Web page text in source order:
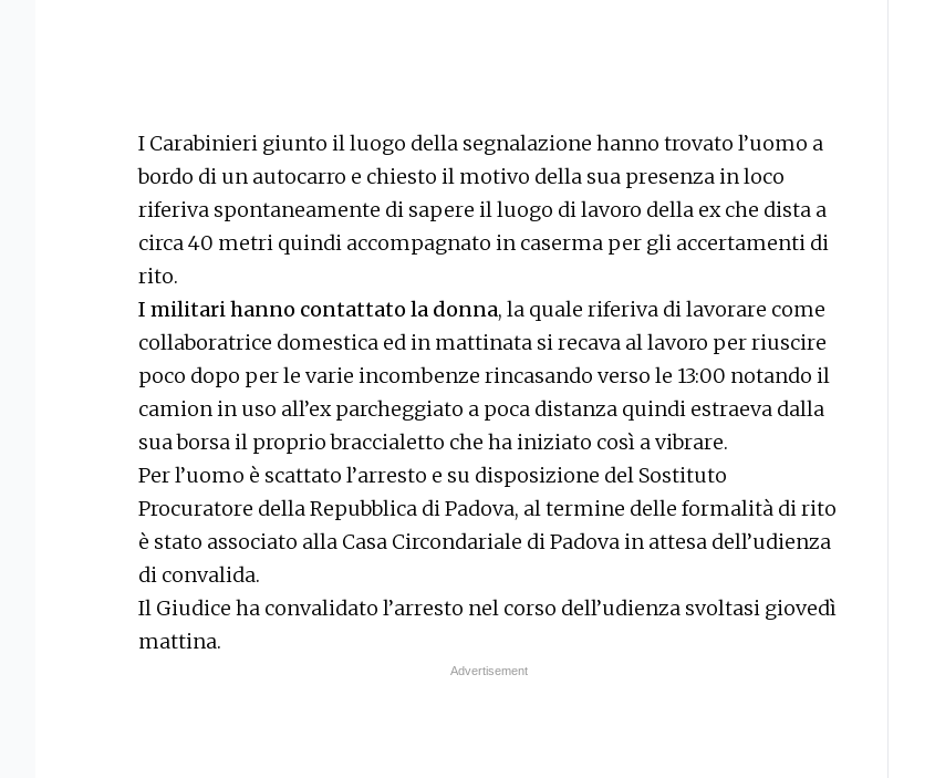
I Carabinieri giunto il luogo della segnalazione hanno trovato l’uomo a
bordo di un autocarro e chiesto il motivo della sua presenza in loco
riferiva spontaneamente di sapere il luogo di lavoro della ex che dista a
circa 40 metri quindi accompagnato in caserma per gli accertamenti di
rito.
I militari hanno contattato la donna, la quale riferiva di lavorare come
collaboratrice domestica ed in mattinata si recava al lavoro per riuscire
poco dopo per le varie incombenze rincasando verso le 13:00 notando il
camion in uso all’ex parcheggiato a poca distanza quindi estraeva dalla
sua borsa il proprio braccialetto che ha iniziato così a vibrare.
Per l’uomo è scattato l’arresto e su disposizione del Sostituto
Procuratore della Repubblica di Padova, al termine delle formalità di rito
è stato associato alla Casa Circondariale di Padova in attesa dell’udienza
di convalida.
Il Giudice ha convalidato l’arresto nel corso dell’udienza svoltasi giovedì
mattina.